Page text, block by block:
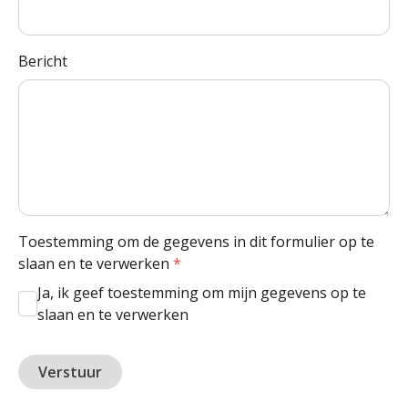
Bericht
Toestemming om de gegevens in dit formulier op te
slaan en te verwerken *
Ja, ik geef toestemming om mijn gegevens op te
slaan en te verwerken